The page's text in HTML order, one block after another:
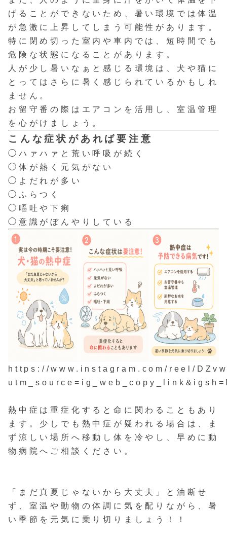
げることができないため、暑い環境では体温
が急激に上昇してしまう可能性があります。
特に閉め切った室内や車内では、短時間でも
危険な状態になることがあります。
人が少し暑いなぁと感じる環境は、犬や猫に
とってはさらに暑く感じられているかもしれ
ません。
お留守番の際はエアコンを活用し、室温管理
を心がけましょう。
こんな症状があれば要注意
◯ハァハァと荒い呼吸が続く
◯体が熱く元気がない
◯よだれが多い
◯ふらつく
◯嘔吐や下痢
◯意識がぼんやりしている
https://www.instagram.com/reel/
熱中症は重症化すると命に関わることもあり
ます。少しでも熱中症が疑われる場合は、ま
ず涼しい場所へ移動し体を冷やし、早めに動
物病院へご相談ください。
「まだ真夏じゃないから大丈夫」と油断せ
ず、室温や動物の体調に気を配りながら、暑
い季節を元気に乗り切りましょう！！